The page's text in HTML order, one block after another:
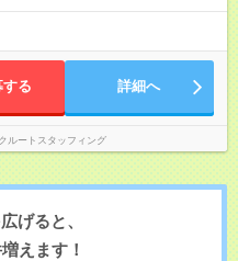
する 詳細へ
ルートスタッフィング
げると、
えます！